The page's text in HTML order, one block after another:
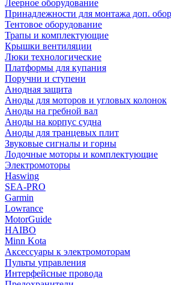
Леерное оборудование
Принадлежности для монтажа доп.
Тентовое оборудование
Трапы и комплектующие
Крышки вентиляции
Люки технологические
Платформы для купания
Поручни и ступени
Анодная защита
Аноды для моторов и угловых колонок
Аноды на гребной вал
Аноды на корпус судна
Аноды для транцевых плит
Звуковые сигналы и горны
Лодочные моторы и комплектующие
Электромоторы
Haswing
SEA-PRO
Garmin
Lowrance
MotorGuide
HAIBO
Minn Kota
Аксессуары к электромоторам
Пульты управления
Интерфейсные провода